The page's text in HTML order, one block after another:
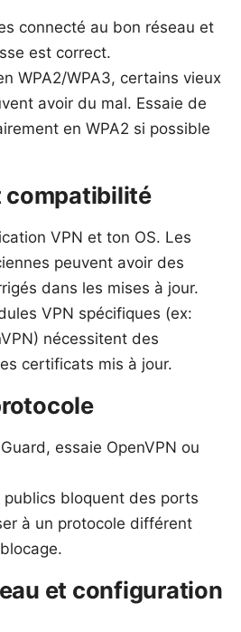
connecté au bon réseau et
est correct.
WPA2/WPA3, certains vieux
avoir du mal. Essaie de
en WPA2 si possible
compatibilité
VPN et ton OS. Les
peuvent avoir des
dans les mises à jour.
VPN spécifiques (ex:
nécessitent des
certificats mis à jour.
essaie OpenVPN ou
publics bloquent des ports
à un protocole différent
et configuration